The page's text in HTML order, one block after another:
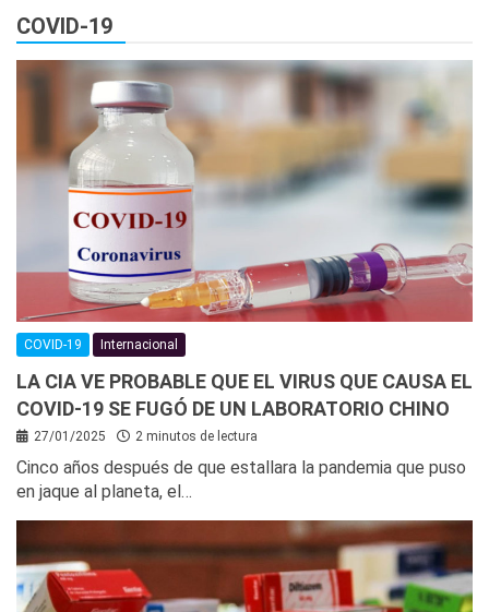
COVID-19
COVID-19 Internacional
LA CIA VE PROBABLE QUE EL VIRUS QUE CAUSA EL
COVID-19 SE FUGÓ DE UN LABORATORIO CHINO
27/01/2025 2 minutos de lectura
Cinco años después de que estallara la pandemia que puso
en jaque al planeta, el…